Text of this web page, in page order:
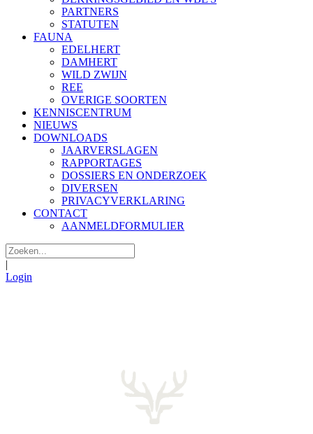
PARTNERS
STATUTEN
FAUNA
EDELHERT
DAMHERT
WILD ZWIJN
REE
OVERIGE SOORTEN
KENNISCENTRUM
NIEUWS
DOWNLOADS
JAARVERSLAGEN
RAPPORTAGES
DOSSIERS EN ONDERZOEK
DIVERSEN
PRIVACYVERKLARING
CONTACT
AANMELDFORMULIER
|
Login